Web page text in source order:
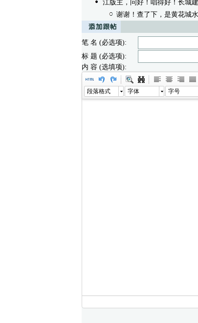
江版主，问好！唱得好！长城
谢谢！查了下，是黄花城水
笔 名 (必选项):
标 题 (必选项):
内 容 (选填项):
段落格式 字体 字号